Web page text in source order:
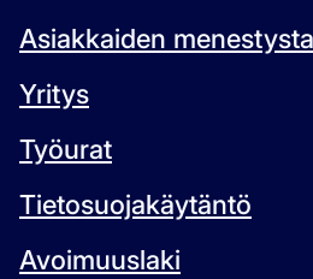
Asiakkaiden
Yritys
Työurat
Tietosuojakäytäntö
Avoimuuslaki